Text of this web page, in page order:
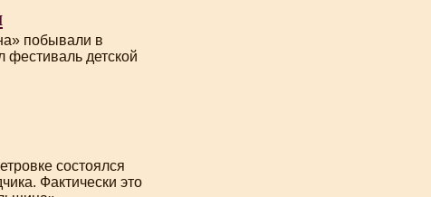
побывали в
детской
состоялся
Фактически это